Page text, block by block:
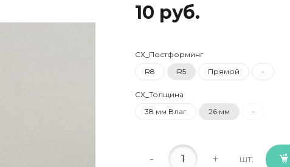
10 руб.
СХ_Постформинг
R8
R5 Прямой -
СХ_Толщина
38 мм Влаг
26 мм -
- + шт.